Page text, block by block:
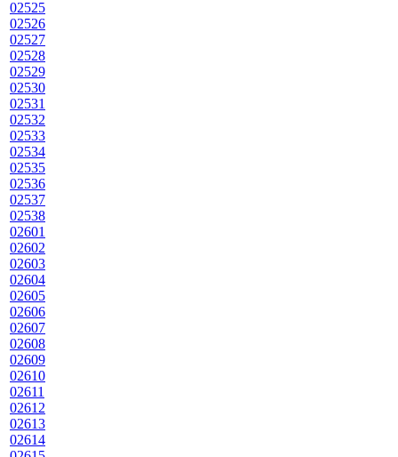
02525
02526
02527
02528
02529
02530
02531
02532
02533
02534
02535
02536
02537
02538
02601
02602
02603
02604
02605
02606
02607
02608
02609
02610
02611
02612
02613
02614